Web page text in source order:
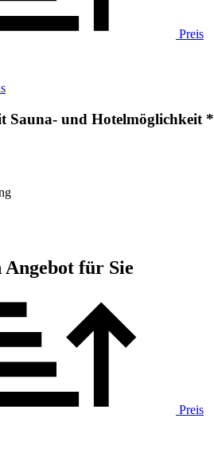
Preis
Sauna- und Hotelmöglichkeit *
für Sie
Preis